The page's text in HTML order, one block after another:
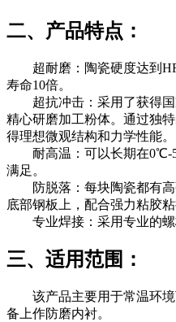
二、产品特点：
超耐磨：陶瓷硬度达到
寿命10倍。
超抗冲击：采用了获得国
精心研磨加工粉体。通过独
得理想微观结构和力学性能。
耐高温：可以长期在0℃-
满足。
防脱落：每块陶瓷都有高
底部钢板上，配合强力粘胶
专业焊接：采用专业的螺
三、适用范围：
该产品主要用于常温环境
备上作防磨内衬。